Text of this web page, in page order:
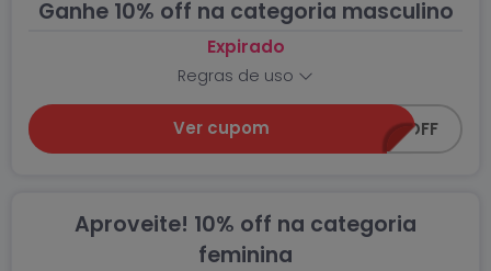
Ganhe 10% off na categoria masculino
Expirado
Regras de uso
Ver cupom SUPER-10OFF
Aproveite! 10% off na categoria
feminina